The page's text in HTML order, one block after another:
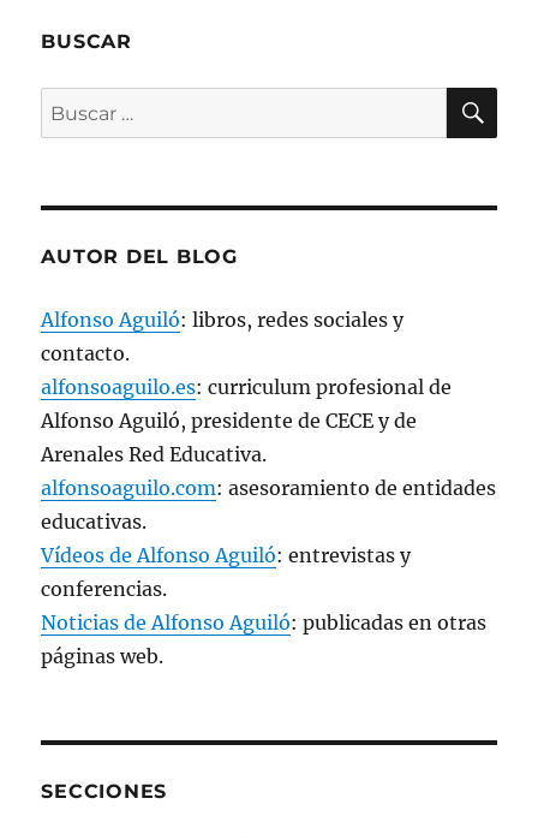
e
a
e
BUSCAR
Buscar
por:
AUTOR DEL BLOG
Alfonso Aguiló: libros, redes sociales y
contacto.
alfonsoaguilo.es: curriculum profesional de
Alfonso Aguiló, presidente de CECE y de
Arenales Red Educativa.
alfonsoaguilo.com: asesoramiento de entidades
educativas.
Vídeos de Alfonso Aguiló: entrevistas y
conferencias.
Noticias de Alfonso Aguiló: publicadas en otras
páginas web.
SECCIONES